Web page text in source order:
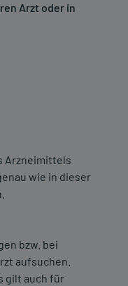
Arzt oder in
Arzneimittels
wie in dieser
bzw. bei
aufsuchen.
gilt auch für